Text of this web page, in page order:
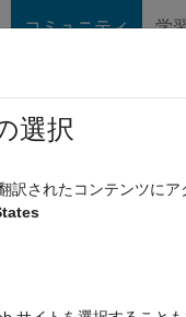
コミュニティ 学
MATLAB に関する FAQ
giving
選択
訳されたコンテンツに